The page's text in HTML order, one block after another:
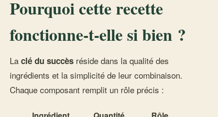
Pourquoi cette recette
fonctionne-t-elle si bien ?
La clé du succès réside dans la qualité des
ingrédients et la simplicité de leur combinaison.
Chaque composant remplit un rôle précis :